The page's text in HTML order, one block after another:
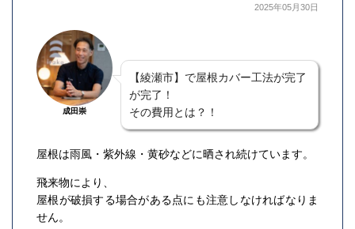
2025年05月30日
成田崇
【綾瀬市】で屋根カバー工法が完了
が完了！
その費用とは？！
屋根は雨風・紫外線・黄砂などに晒され続けています。
飛来物により、
屋根が破損する場合がある点にも注意しなければなりま
せん。